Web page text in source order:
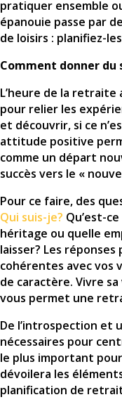
pratiquer ensemble
épanouie passe par
de loisirs : planifiez-
Comment donner du
L’heure de la retraite
pour relier les
et découvrir, si ce
attitude positive
comme un départ
succès vers le «
Pour ce faire, des
Qui suis-je? Qu’est-
héritage ou quelle
laisser? Les
cohérentes avec vos
de caractère. Vivre
vous permet une
De l’introspection et
nécessaires pour
le plus important
dévoilera les
planification de